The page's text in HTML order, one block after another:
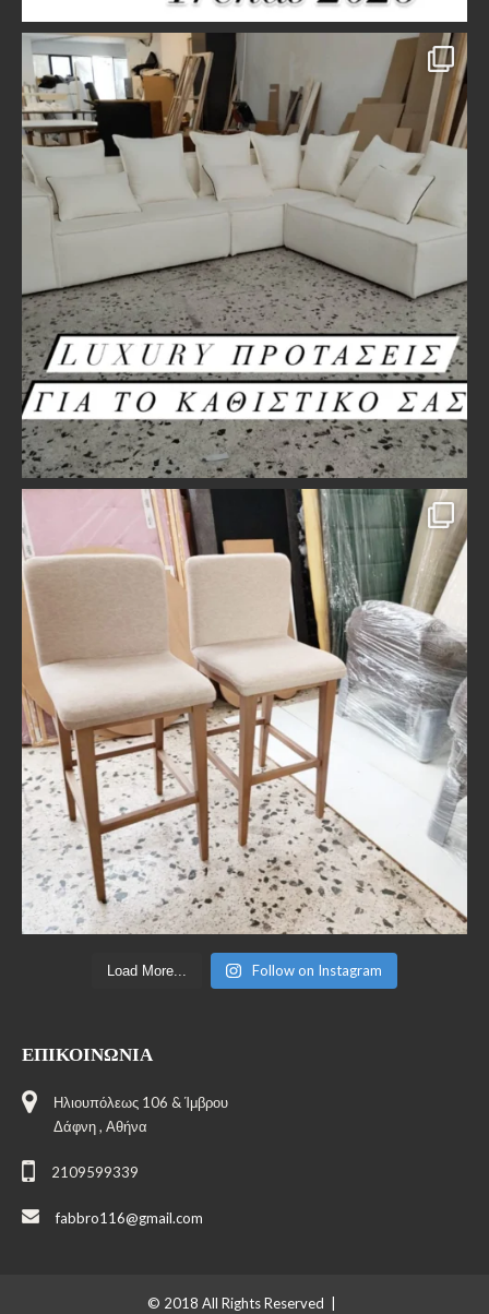
Load More... Follow on Instagram
ΕΠΙΚΟΙΝΩΝΊΑ
Ηλιουπόλεως 106 & Ίμβρου
Δάφνη , Αθήνα
2109599339
fabbro116@gmail.com
© 2018 All Rights Reserved |